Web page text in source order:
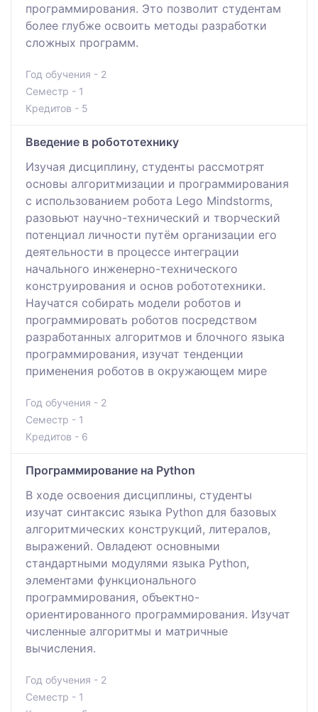
программирования. Это позволит студентам
более глубже освоить методы разработки
сложных программ.
Год обучения - 2
Семестр - 1
Кредитов - 5
Введение в робототехнику
Изучая дисциплину, студенты рассмотрят
основы алгоритмизации и программирования
с использованием робота Lego Mindstorms,
разовьют научно-технический и творческий
потенциал личности путём организации его
деятельности в процессе интеграции
начального инженерно-технического
конструирования и основ робототехники.
Научатся собирать модели роботов и
программировать роботов посредством
разработанных алгоритмов и блочного языка
программирования, изучат тенденции
применения роботов в окружающем мире
Год обучения - 2
Семестр - 1
Кредитов - 6
Программирование на Python
В ходе освоения дисциплины, студенты
изучат синтаксис языка Python для базовых
алгоритмических конструкций, литералов,
выражений. Овладеют основными
стандартными модулями языка Python,
элементами функционального
программирования, объектно-
ориентированного программирования. Изучат
численные алгоритмы и матричные
вычисления.
Год обучения - 2
Семестр - 1